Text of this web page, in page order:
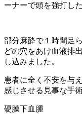
ーナーで頭を強打し
部分麻酔で１時間足
どの穴をあけ血液排
し込みました。
患者に全く不安を与
感じさせる見事な手術
硬膜下血腫